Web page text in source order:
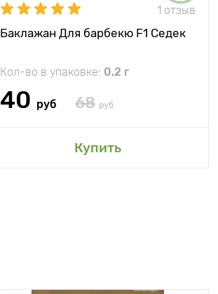
1 отзыв
Баклажан Для барбекю F1 Седек
Кол-во в упаковке: 0.2 г
40 руб 68 руб
Купить